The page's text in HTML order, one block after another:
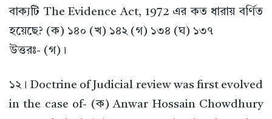
বাক্যটি The Evidence Act, 1972 এর কত ধারায় বর্ণিত
হয়েছে? (ক) ১৪০ (খ) ১৪২ (গ) ১৩৪ (ঘ) ১৩৭
উত্তরঃ- (গ)।
১২। Doctrine of Judicial review was first evolved
in the case of- (ক) Anwar Hossain Chowdhury